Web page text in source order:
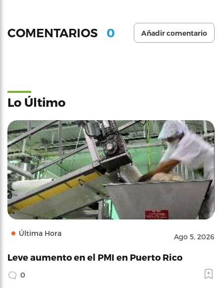
COMENTARIOS 0 Añadir comentario
Lo Último
Última Hora Ago 5, 2026
Leve aumento en el PMI en Puerto Rico
0